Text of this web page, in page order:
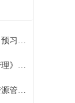
2023年中级经济师考试《金融》预习试卷（二）
2023年中级经济师考试《工商管理》预习试卷（一）
2023年中级经济师考试《人力资源管理》预习试卷（三）